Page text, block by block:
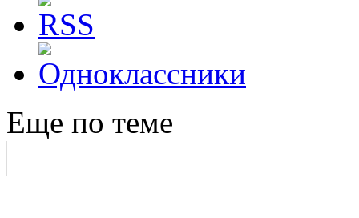
Еще по теме